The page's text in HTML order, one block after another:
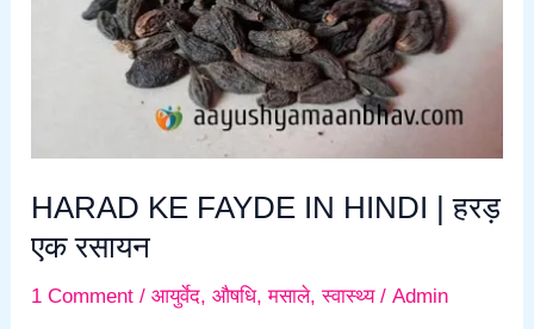
HARAD KE FAYDE IN HINDI | हरड़
एक रसायन
1 Comment /आयुर्वेद,औषधि,मसाले,स्वास्थ्य/Admin